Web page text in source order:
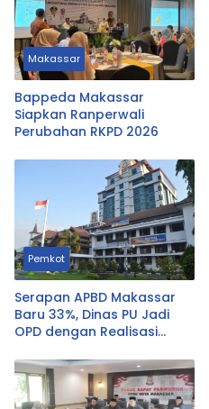
Makassar
Bappeda Makassar
Siapkan Ranperwali
Perubahan RKPD 2026
Pemkot
Serapan APBD Makassar
Baru 33%, Dinas PU Jadi
OPD dengan Realisasi